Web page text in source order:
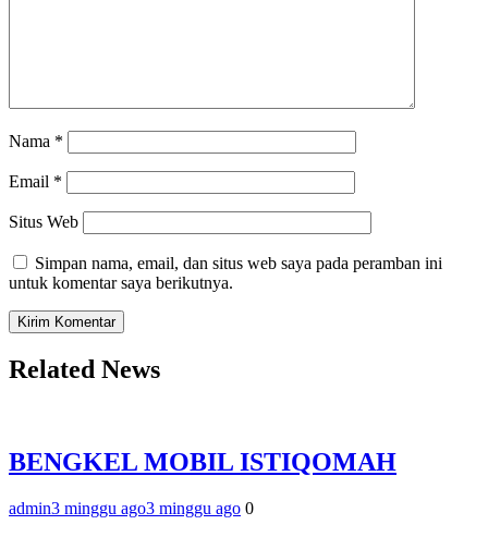
Nama *
Email *
Situs Web
Simpan nama, email, dan situs web saya pada peramban ini
untuk komentar saya berikutnya.
Related News
BENGKEL MOBIL ISTIQOMAH
admin3 minggu ago3 minggu ago 0